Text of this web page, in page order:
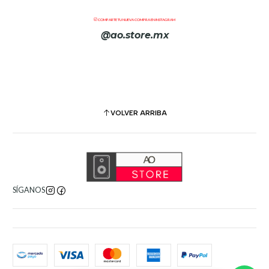
Compresión de un botón
COMPARTE TU NUEVA COMPRA EN INSTAGRAM
@ao.store.mx
VOLVER ARRIBA
SÍGANOS